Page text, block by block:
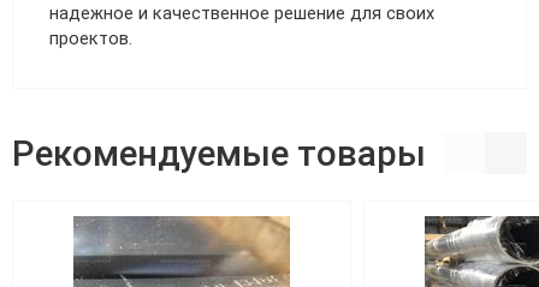
надежное и качественное решение для своих
проектов.
Рекомендуемые товары